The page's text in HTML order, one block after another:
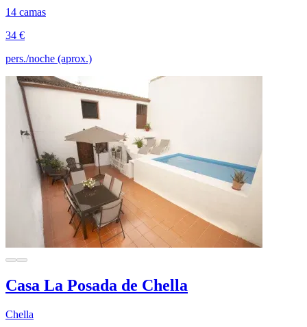
14 camas
34 €
pers./noche (aprox.)
Casa La Posada de Chella
Chella